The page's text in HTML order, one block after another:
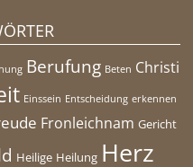
Berufung Beten Christi
Einssein Entscheidung erkennen
Fronleichnam Gericht
Heilige Heilung Herz